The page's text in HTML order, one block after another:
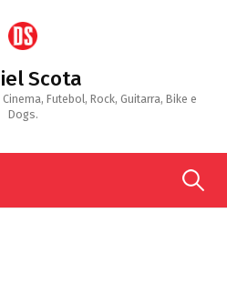
Scota
Futebol, Rock, Guitarra, Bike e
Dogs.
Search